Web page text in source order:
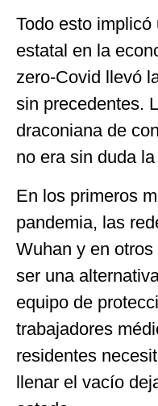
Todo esto
estatal en la
zero-Covid llevó
sin precedentes.
draconiana de
no era sin duda
En los primeros
pandemia, las
Wuhan y en
ser una
equipo de
trabajadores
residentes
llenar el vacío